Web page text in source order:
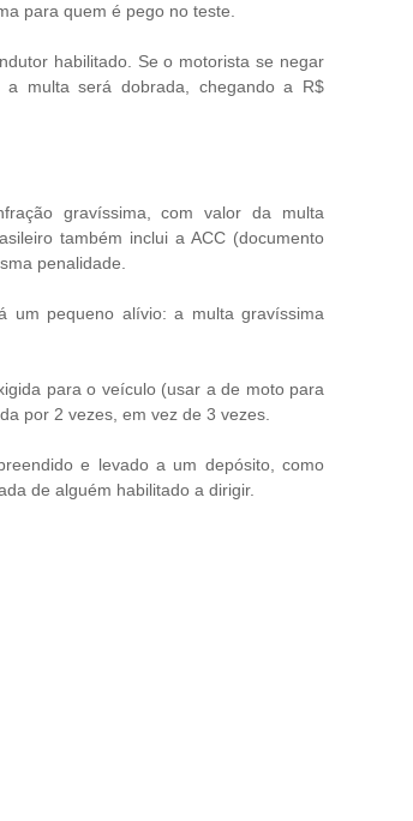
para quem é pego no teste.
habilitado. Se o motorista se negar
multa será dobrada, chegando a R$
gravíssima, com valor da multa
também inclui a ACC (documento
penalidade.
um pequeno alívio: a multa gravíssima
para o veículo (usar a de moto para
por 2 vezes, em vez de 3 vezes.
e levado a um depósito, como
de alguém habilitado a dirigir.